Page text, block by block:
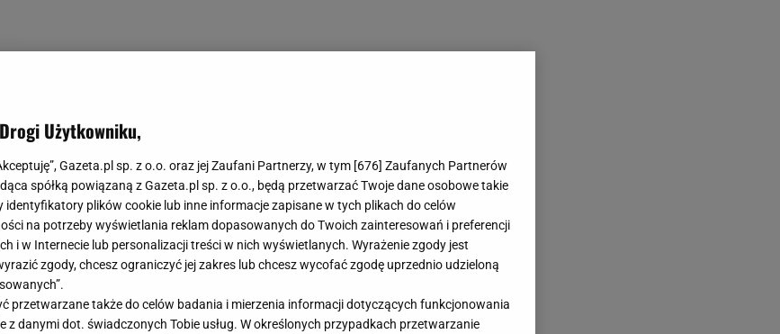
skórę po zimie? Mamy na to sposób!
od znanej marki
nas skutecznymi formułami, które odpowiadają na różnorodne
najbardziej innowacyjnych linii - My Skin Changer oraz Bionic z
Użytkowniku,
Gazeta.pl sp. z o.o. oraz jej Zaufani Partnerzy, w tym [676] Zaufanych Partnerów
spółką powiązaną z Gazeta.pl sp. z o.o., będą przetwarzać Twoje dane osobowe takie
identyfikatory plików cookie lub inne informacje zapisane w tych plikach do celów
na potrzeby wyświetlania reklam dopasowanych do Twoich zainteresowań i preferencji
i w Internecie lub personalizacji treści w nich wyświetlanych. Wyrażenie zgody jest
zgody, chcesz ograniczyć jej zakres lub chcesz wycofać zgodę uprzednio udzieloną
przetwarzane także do celów badania i mierzenia informacji dotyczących funkcjonowania
z danymi dot. świadczonych Tobie usług. W określonych przypadkach przetwarzanie